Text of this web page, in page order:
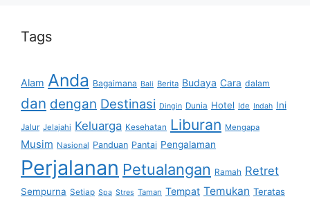
Tags
Alam Anda Bagaimana Bali Berita Budaya Cara dalam
dan dengan Destinasi Dingin Dunia Hotel Ide Indah Ini
Jalur Jelajahi Keluarga Kesehatan Liburan Mengapa
Musim Nasional Panduan Pantai Pengalaman
Perjalanan Petualangan Ramah Retret
Sempurna Setiap Spa Stres Taman Tempat Temukan Teratas